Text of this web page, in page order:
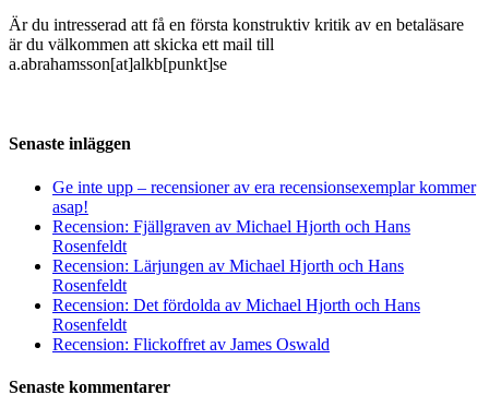
Är du intresserad att få en första konstruktiv kritik av en betaläsare
är du välkommen att skicka ett mail till
a.abrahamsson[at]alkb[punkt]se
Senaste inläggen
Ge inte upp – recensioner av era recensionsexemplar kommer
asap!
Recension: Fjällgraven av Michael Hjorth och Hans
Rosenfeldt
Recension: Lärjungen av Michael Hjorth och Hans
Rosenfeldt
Recension: Det fördolda av Michael Hjorth och Hans
Rosenfeldt
Recension: Flickoffret av James Oswald
Senaste kommentarer